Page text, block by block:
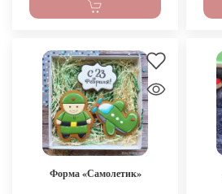
Форма «Самолетик»